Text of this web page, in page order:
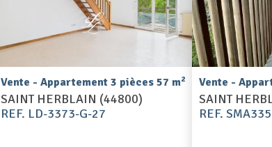
Vente - Appartement 3 pièces 57 m2
SAINT HERBLAIN (44800)
REF. LD-3373-G-27
Vente -
SAINT
REF.